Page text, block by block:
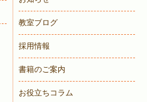
教室ブログ
採用情報
書籍のご案内
お役立ちコラム